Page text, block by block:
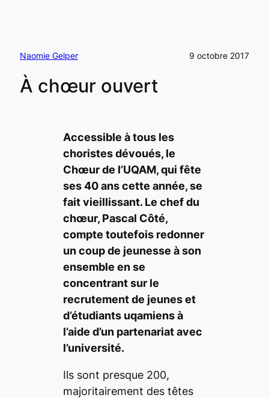
Naomie Gelper 9 octobre 2017
À chœur ouvert
Accessible à tous les
choristes dévoués, le
Chœur de l’UQAM, qui fête
ses 40 ans cette année, se
fait vieillissant. Le chef du
chœur, Pascal Côté,
compte toutefois redonner
un coup de jeunesse à son
ensemble en se
concentrant sur le
recrutement de jeunes et
d’étudiants uqamiens à
l’aide d’un partenariat avec
l’université.
Ils sont presque 200,
majoritairement des têtes